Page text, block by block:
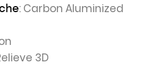
: Carbon Aluminized
3D